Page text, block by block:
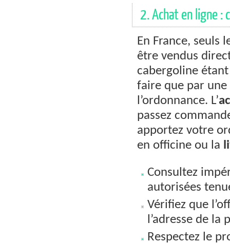
2. Achat en ligne :
En France, seuls
être vendus
cabergoline
faire que par
l’ordonnance. L’
passez
apportez votre
en officine ou la
Consultez
autorisées
Vérifiez que
l’adresse de la
Respectez le